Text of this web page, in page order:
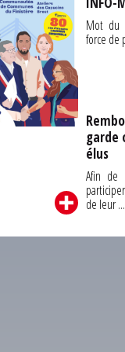
Mot du
force de
garde
élus
Afin de
de leur ...